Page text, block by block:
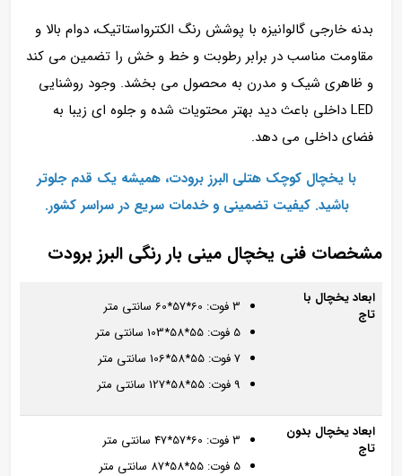
بدنه خارجی گالوانیزه با پوشش رنگ الکترواستاتیک، دوام بالا و
مقاومت مناسب در برابر رطوبت و خط‌ و خش را تضمین می‌ کند
و ظاهری شیک و مدرن به محصول می‌ بخشد. وجود روشنایی
LED داخلی باعث دید بهتر محتویات شده و جلوه‌ ای زیبا به
فضای داخلی می‌ دهد.
با یخچال کوچک هتلی البرز برودت، همیشه یک قدم جلوتر
باشید. کیفیت تضمینی و خدمات سریع در سراسر کشور.
مشخصات فنی یخچال مینی بار رنگی البرز برودت
ابعاد یخچال با
تاج
3 فوت: 60*57*60 سانتی متر
5 فوت: 55*58*103 سانتی متر
7 فوت: 55*58*106 سانتی متر
9 فوت: 55*58*127 سانتی متر
ابعاد یخچال بدون
تاج
3 فوت: 60*57*47 سانتی متر
5 فوت: 55*58*87 سانتی متر